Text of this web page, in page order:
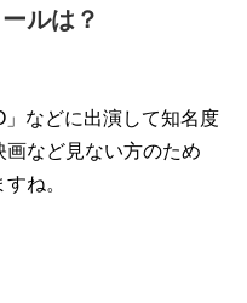
ルは？
などに出演して知名度
画など見ない方のため
ね。